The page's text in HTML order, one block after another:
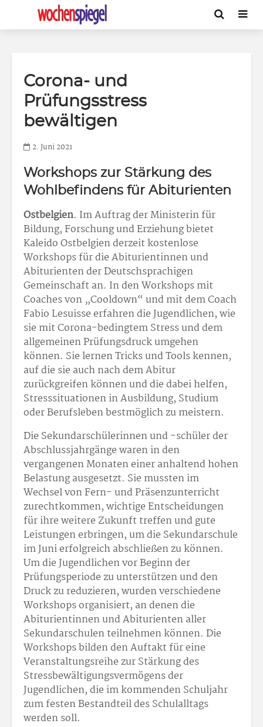
Corona- und
Prüfungsstress
bewältigen
2. Juni 2021
Workshops zur Stärkung des
Wohlbefindens für Abiturienten
Ostbelgien. Im Auftrag der Ministerin für
Bildung, Forschung und Erziehung bietet
Kaleido Ostbelgien derzeit kostenlose
Workshops für die Abiturientinnen und
Abiturienten der Deutschsprachigen
Gemeinschaft an. In den Workshops mit
Coaches von „Cooldown“ und mit dem Coach
Fabio Lesuisse erfahren die Jugendlichen, wie
sie mit Corona-bedingtem Stress und dem
allgemeinen Prüfungsdruck umgehen
können. Sie lernen Tricks und Tools kennen,
auf die sie auch nach dem Abitur
zurückgreifen können und die dabei helfen,
Stresssituationen in Ausbildung, Studium
oder Berufsleben bestmöglich zu meistern.
Die Sekundarschülerinnen und -schüler der
Abschlussjahrgänge waren in den
vergangenen Monaten einer anhaltend hohen
Belastung ausgesetzt. Sie mussten im
Wechsel von Fern- und Präsenzunterricht
zurechtkommen, wichtige Entscheidungen
für ihre weitere Zukunft treffen und gute
Leistungen erbringen, um die Sekundarschule
im Juni erfolgreich abschließen zu können.
Um die Jugendlichen vor Beginn der
Prüfungsperiode zu unterstützen und den
Druck zu reduzieren, wurden verschiedene
Workshops organisiert, an denen die
Abiturientinnen und Abiturienten aller
Sekundarschulen teilnehmen können. Die
Workshops bilden den Auftakt für eine
Veranstaltungsreihe zur Stärkung des
Stressbewältigungsvermögens der
Jugendlichen, die im kommenden Schuljahr
zum festen Bestandteil des Schulalltags
werden soll.